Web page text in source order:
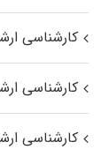
کارشناسی
کارشناسی
کارشناسی